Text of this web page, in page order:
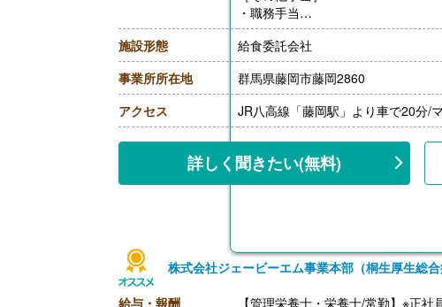
・職務手当
・食事手当
・年末年始手当
【賞与】年2回（7月、12月）※会
0ヶ月/年）
【通勤手当】あり（全額支給）
【退職金】なし
施設形態
給食委託会社
事業所所在地
群馬県藤岡市藤岡2860
アクセス
JR八高線「藤岡駅」より車で20分/
詳しく聞きたい(無料)
株式会社ジェービーエム事業本部（桐生厚生総
給与・報酬
【管理栄養士・栄養士/常勤】※正社